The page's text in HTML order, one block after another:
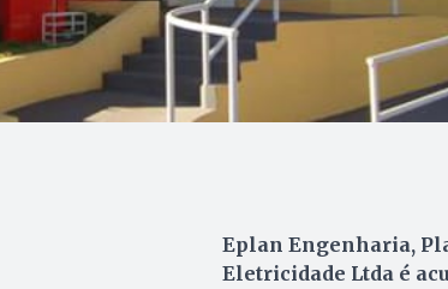
Eplan Engenharia,
Eletricidade Ltda é